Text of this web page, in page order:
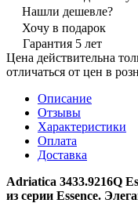
Нашли дешевле?
Хочу в подарок
Гарантия 5 лет
Цена действительна
отличаться от цен в
Описание
Отзывы
Характеристики
Оплата
Доставка
Adriatica 3433.9216Q
из серии Essence.